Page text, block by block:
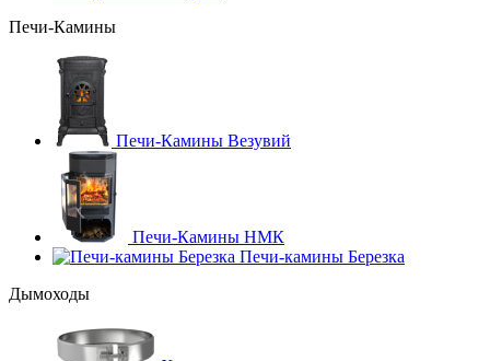
Печи-Камины
Печи-Камины Везувий
Печи-Камины НМК
Печи-камины Березка
Дымоходы